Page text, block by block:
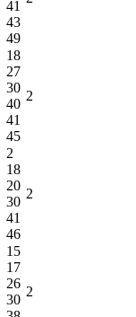
41
43
49
18
27
30
40
41
45
2
2
18
20
30
41
46
2
15
17
26
30
2